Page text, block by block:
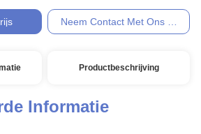
Neem Contact Met Ons Op
Productbeschrijving
Informatie